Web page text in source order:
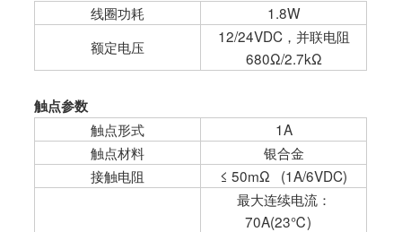
线圈功耗
1.8W
额定电压
12/24VDC，并联电阻
680Ω/2.7kΩ
触点参数
触点形式
1A
触点材料
银合金
接触电阻
≤ 50mΩ (1A/6VDC)
最大连续电流：
70A(23℃)